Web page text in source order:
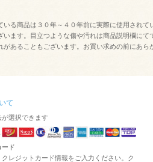
いる商品は３０年～４０年前に実際に使用され
います。目立つような傷や汚れは商品説明欄に
があることもございます。お買い求めの前にあら
て
選択できます
ド
クレジットカード情報をご入力ください。ク